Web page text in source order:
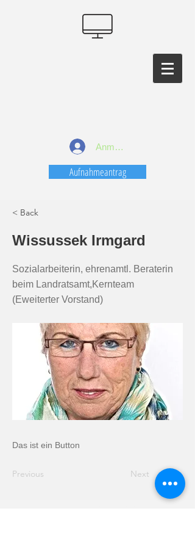
Anmelden
Aufnahmeantrag
< Back
Wissussek Irmgard
Sozialarbeiterin, ehrenamtl. Beraterin
beim Landratsamt,Kernteam
(Eweiterter Vorstand)
Das ist ein Button
Previous Next